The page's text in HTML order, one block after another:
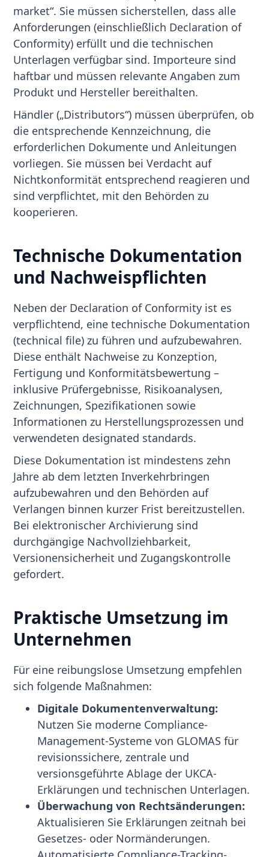
market“. Sie müssen sicherstellen, dass alle
Anforderungen (einschließlich Declaration of
Conformity) erfüllt und die technischen
Unterlagen verfügbar sind. Importeure sind
haftbar und müssen relevante Angaben zum
Produkt und Hersteller bereithalten.
Händler („Distributors“) müssen überprüfen, ob
die entsprechende Kennzeichnung, die
erforderlichen Dokumente und Anleitungen
vorliegen. Sie müssen bei Verdacht auf
Nichtkonformität entsprechend reagieren und
sind verpflichtet, mit den Behörden zu
kooperieren.
Technische Dokumentation
und Nachweispflichten
Neben der Declaration of Conformity ist es
verpflichtend, eine technische Dokumentation
(technical file) zu führen und aufzubewahren.
Diese enthält Nachweise zu Konzeption,
Fertigung und Konformitätsbewertung –
inklusive Prüfergebnisse, Risikoanalysen,
Zeichnungen, Spezifikationen sowie
Informationen zu Herstellungsprozessen und
verwendeten designated standards.
Diese Dokumentation ist mindestens zehn
Jahre ab dem letzten Inverkehrbringen
aufzubewahren und den Behörden auf
Verlangen binnen kurzer Frist bereitzustellen.
Bei elektronischer Archivierung sind
durchgängige Nachvollziehbarkeit,
Versionensicherheit und Zugangskontrolle
gefordert.
Praktische Umsetzung im
Unternehmen
Für eine reibungslose Umsetzung empfehlen
sich folgende Maßnahmen:
Digitale Dokumentenverwaltung:
Nutzen Sie moderne Compliance-
Management-Systeme von GLOMAS für
revisionssichere, zentrale und
versionsgeführte Ablage der UKCA-
Erklärungen und technischen Unterlagen.
Überwachung von Rechtsänderungen:
Aktualisieren Sie Erklärungen zeitnah bei
Gesetzes- oder Normänderungen.